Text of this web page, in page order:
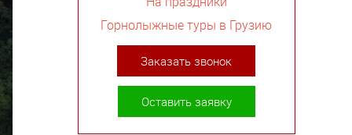
Горнолыжные туры в Грузию
Заказать звонок
Оставить заявку